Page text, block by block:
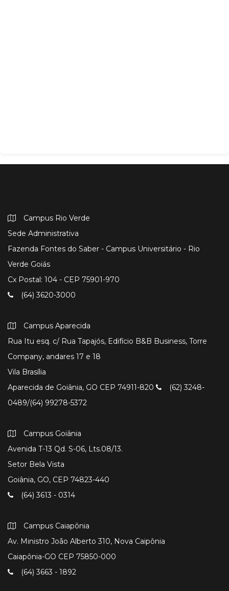
Campus Rio Verde
Sede Administrativa
Fazenda Fontes do Saber - Campus Universitário - Rio
Verde Goiás
Cx Postal: 104 - CEP 75901-970
(64) 3620-3000
Campus Aparecida
Rua Itu esq. c/ Rua Tapajós, Edifício B&B Business, Torre
Company, andares 17 e 18
Vila Brasília
Aparecida de Goiânia, GO CEP 74911-820
(62) 3248-
0489/(64) 99278-5372
Campus Goiânia
Avenida T-13 Qd. S-06, Lts.08/13.
Setor Bela Vista
Goiânia, GO, CEP 74823-440
(64) 3613 - 0314
Campus Caiapônia
Av. Ministro João Alberto 310, Nova Caipônia
Caiapônia-GO CEP 75850-000
(64) 3663 - 1892